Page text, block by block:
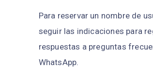
Para reservar un nombre de
seguir las indicaciones para
respuestas a preguntas
WhatsApp.